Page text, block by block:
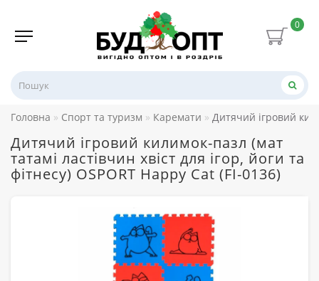
0
Головна Спорт та туризм Каремати Дитячий ігровий
Дитячий ігровий килимок-пазл (мат
татамі ластівчин хвіст для ігор, йоги та
фітнесу) OSPORT Happy Cat (FI-0136)